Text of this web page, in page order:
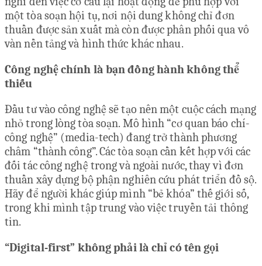
một tòa soạn hội tụ, nơi nội dung không chỉ đơn
thuần được sản xuất mà còn được phân phối qua vô
vàn nền tảng và hình thức khác nhau.
Công nghệ chính là bạn đồng hành không thể
thiếu
Đầu tư vào công nghệ sẽ tạo nên một cuộc cách mạng
nhỏ trong lòng tòa soạn. Mô hình “cơ quan báo chí-
công nghệ” (media-tech) đang trở thành phương
châm “thành công”. Các tòa soạn cần kết hợp với các
đối tác công nghệ trong và ngoài nước, thay vì đơn
thuần xây dựng bộ phận nghiên cứu phát triển đồ sộ.
Hãy để người khác giúp mình “bẻ khóa” thế giới số,
trong khi mình tập trung vào việc truyền tải thông
tin.
“Digital-first” không phải là chỉ có tên gọi